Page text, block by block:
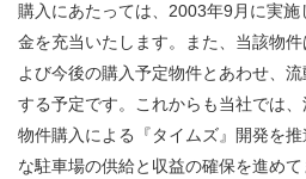
購入にあたっては、2003年9月に実
金を充当いたします。また、当該物
よび今後の購入予定物件とあわせ、
する予定です。これからも当社では、
物件購入による『タイムズ』開発を
な駐車場の供給と収益の確保を進めて